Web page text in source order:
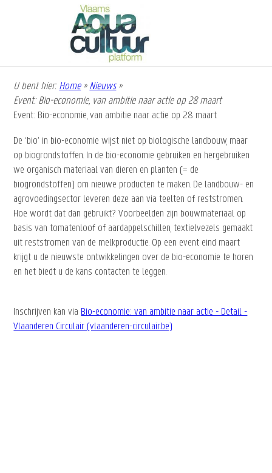
gaan
Kruimelpad
U bent hier: Home » Nieuws »
Event: Bio-economie, van ambitie naar actie op 28 maart
Event: Bio-economie, van ambitie naar actie op 28 maart
De ‘bio’ in bio-economie wijst niet op biologische landbouw, maar
op biogrondstoffen. In de bio-economie gebruiken en hergebruiken
we organisch materiaal van dieren en planten (= de
biogrondstoffen) om nieuwe producten te maken. De landbouw- en
agrovoedingsector leveren deze aan via teelten of reststromen.
Hoe wordt dat dan gebruikt? Voorbeelden zijn bouwmateriaal op
basis van tomatenloof of aardappelschillen, textielvezels gemaakt
uit reststromen van de melkproductie. Op een event eind maart
krijgt u de nieuwste ontwikkelingen over de bio-economie te horen
en het biedt u de kans contacten te leggen.
Inschrijven kan via Bio-economie: van ambitie naar actie - Detail -
Vlaanderen Circulair (vlaanderen-circulair.be)